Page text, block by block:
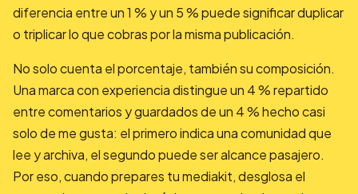
diferencia entre un 1 % y un 5 % puede significar duplicar
o triplicar lo que cobras por la misma publicación.
No solo cuenta el porcentaje, también su composición.
Una marca con experiencia distingue un 4 % repartido
entre comentarios y guardados de un 4 % hecho casi
solo de me gusta: el primero indica una comunidad que
lee y archiva, el segundo puede ser alcance pasajero.
Por eso, cuando prepares tu mediakit, desglosa el